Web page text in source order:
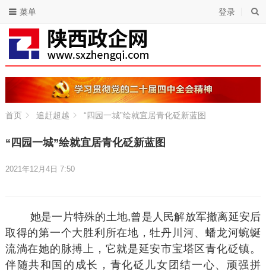
登录
菜单
首页 追赶超越 “四园一城”绘就宜居青化砭新蓝图
“四园一城”绘就宜居青化砭新蓝图
2021年12月4日 7:50
她是一片特殊的土地,曾是人民解放军撤离延安后
取得的第一个大胜利所在地，牡丹川河、蟠龙河蜿蜒
流淌在她的脉搏上，它就是延安市宝塔区青化砭镇。
伴随共和国的成长，青化砭儿女团结一心、顽强拼